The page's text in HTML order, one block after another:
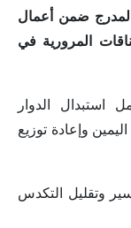
ضمن أعمال
المرورية في
استبدال الدوار
وإعادة توزيع
وتقليل التكدس